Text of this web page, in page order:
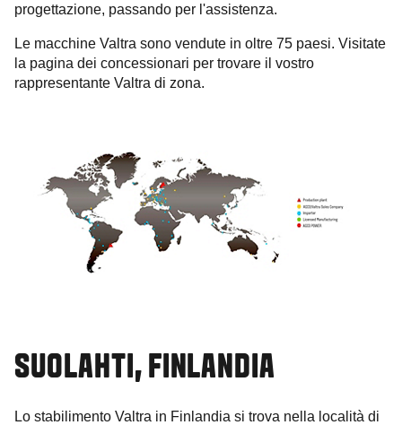
progettazione, passando per l'assistenza.
Le macchine Valtra sono vendute in oltre 75 paesi. Visitate
la pagina dei concessionari per trovare il vostro
rappresentante Valtra di zona.
SUOLAHTI, FINLANDIA
Lo stabilimento Valtra in Finlandia si trova nella località di